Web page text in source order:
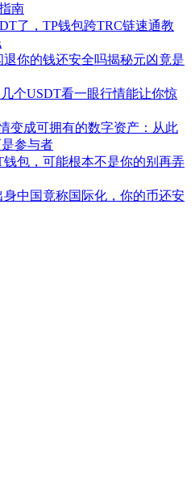
南
了，TP钱包跨TRC链速通教
你的钱还安全吗揭秘元凶竟是
个USDT看一眼行情能让你惊
变成可拥有的数字资产：从此
参与者
钱包，可能根本不是你的别再弄
中国竟称国际化，你的币还安